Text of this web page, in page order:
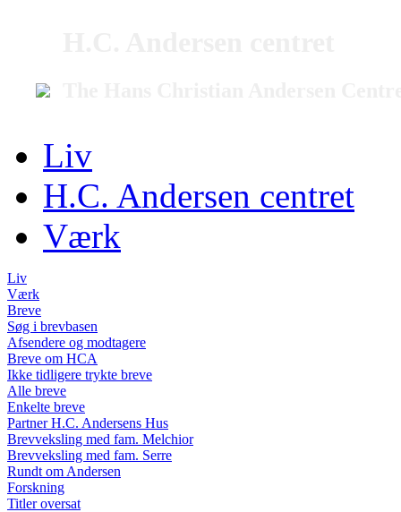
Liv
H.C. Andersen centret
Værk
Liv
Værk
Breve
Søg i brevbasen
Afsendere og modtagere
Breve om HCA
Ikke tidligere trykte breve
Alle breve
Enkelte breve
Partner H.C. Andersens Hus
Brevveksling med fam. Melchior
Brevveksling med fam. Serre
Rundt om Andersen
Forskning
Titler oversat